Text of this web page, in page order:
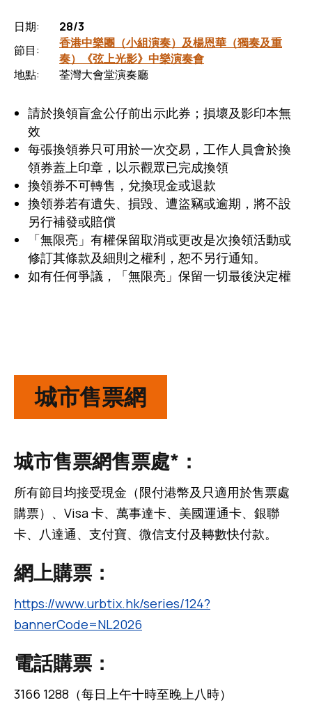
日期:
28/3
節目:
香港中樂團（小組演奏）及楊恩華（獨奏及重
奏）《弦上光影》中樂演奏會
地點:
荃灣大會堂演奏廳
請於換領盲盒公仔前出示此券；損壞及影印本無
效
每張換領券只可用於一次交易，工作人員會於換
領券蓋上印章，以示觀眾已完成換領
換領券不可轉售，兌換現金或退款
換領券若有遺失、損毀、遭盜竊或逾期，將不設
另行補發或賠償
「無限亮」有權保留取消或更改是次換領活動或
修訂其條款及細則之權利，恕不另行通知。
如有任何爭議，「無限亮」保留一切最後決定權
城市售票網
城市售票網售票處*：
所有節目均接受現金（限付港幣及只適用於售票處
購票）、Visa 卡、萬事達卡、美國運通卡、銀聯
卡、八達通、支付寶、微信支付及轉數快付款。
網上購票：
https://www.urbtix.hk/series/124?
bannerCode=NL2026
電話購票：
3166 1288（每日上午十時至晚上八時）